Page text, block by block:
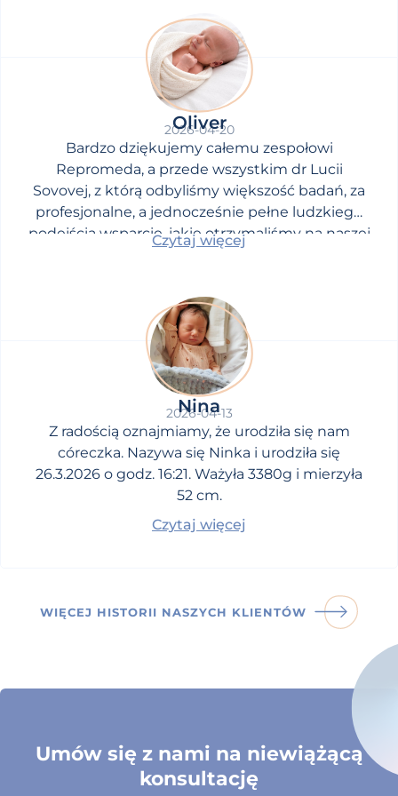
Oliver
2026-04-20
Bardzo dziękujemy całemu zespołowi
Repromeda, a przede wszystkim dr Lucii
Sovovej, z którą odbyliśmy większość badań, za
profesjonalne, a jednocześnie pełne ludzkiego
podejścia wsparcie, jakie otrzymaliśmy na naszej
drodze do upragnionego dziecka.
Czytaj więcej
Nina
2026-04-13
Z radością oznajmiamy, że urodziła się nam
córeczka. Nazywa się Ninka i urodziła się
26.3.2026 o godz. 16:21. Ważyła 3380g i mierzyła
52 cm.
Czytaj więcej
WIĘCEJ HISTORII NASZYCH KLIENTÓW
Umów się z nami na niewiążącą
konsultację